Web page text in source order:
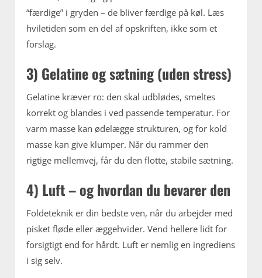
“færdige” i gryden – de bliver færdige på køl. Læs
hviletiden som en del af opskriften, ikke som et
forslag.
3) Gelatine og sætning (uden stress)
Gelatine kræver ro: den skal udblødes, smeltes
korrekt og blandes i ved passende temperatur. For
varm masse kan ødelægge strukturen, og for kold
masse kan give klumper. Når du rammer den
rigtige mellemvej, får du den flotte, stabile sætning.
4) Luft – og hvordan du bevarer den
Foldeteknik er din bedste ven, når du arbejder med
pisket fløde eller æggehvider. Vend hellere lidt for
forsigtigt end for hårdt. Luft er nemlig en ingrediens
i sig selv.